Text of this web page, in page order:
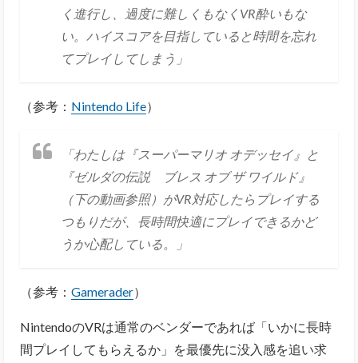
く進行し、過度に難しくもなくVR酔いもな
い。ハイスコアを目指していると時間を忘れ
てプレイしてしまう」
（参考： Nintendo Life）
「わたしは『スーパーマリオ オデッセイ』と
『ゼルダの伝説 ブレス オブ ザ ワイルド』
（下の動画参照）がVR対応したらプレイする
つもりだが、長時間快適にプレイできるかど
うか心配している。」
（参考： Gamerader）
NintendoのVRは通常のベンダーであれば「いかに長時
間プレイしてもらえるか」を最優先に没入感を追い求